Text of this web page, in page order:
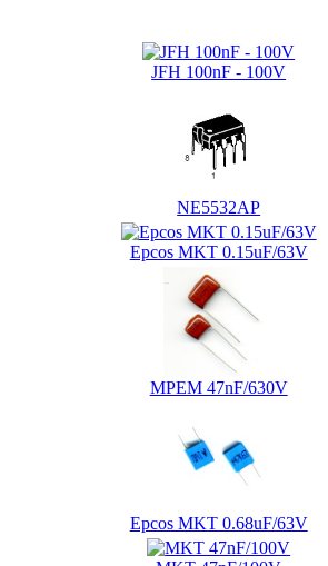
JFH 100nF - 100V
NE5532AP
Epcos MKT 0.15uF/63V
MPEM 47nF/630V
Epcos MKT 0.68uF/63V